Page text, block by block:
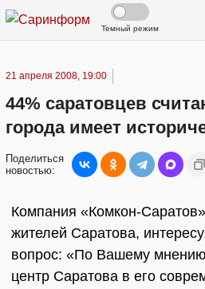
Темный режим
21 апреля 2008, 19:00
44% саратовцев
города имеет
Поделиться
новостью:
Компания «Комкон-
жителей Саратова,
вопрос: «По Вашему
центр Саратова в его